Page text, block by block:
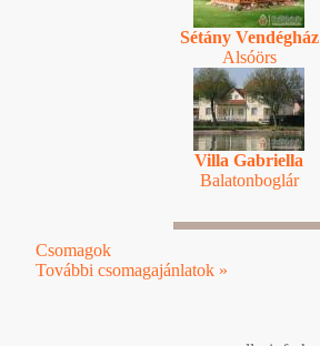
Sétány Vendégház
Alsóörs
Villa Gabriella
Balatonboglár
Csomagok
További csomagajánlatok »